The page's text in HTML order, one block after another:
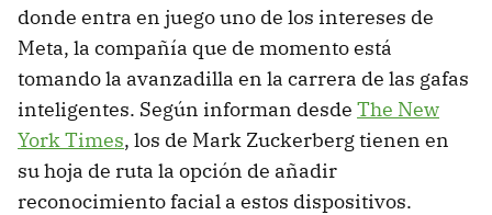
donde entra en juego uno de los intereses de
Meta, la compañía que de momento está
tomando la avanzadilla en la carrera de las gafas
inteligentes. Según informan desde The New
York Times, los de Mark Zuckerberg tienen en
su hoja de ruta la opción de añadir
reconocimiento facial a estos dispositivos.